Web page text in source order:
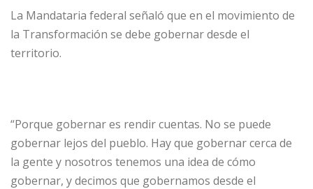
La Mandataria federal señaló que en el movimiento de
la Transformación se debe gobernar desde el
territorio.
“Porque gobernar es rendir cuentas. No se puede
gobernar lejos del pueblo. Hay que gobernar cerca de
la gente y nosotros tenemos una idea de cómo
gobernar, y decimos que gobernamos desde el